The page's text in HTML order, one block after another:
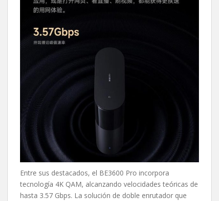
Entre sus destacados, el BE3600 Pro incorpora
tecnología 4K QAM, alcanzando velocidades teóricas de
hasta 3.57 Gbps. La solución de doble enrutador que